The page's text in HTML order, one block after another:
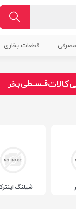
مصرفی قطعات بخاری
سـریــع
امـــــن
بخر
شیلنگ